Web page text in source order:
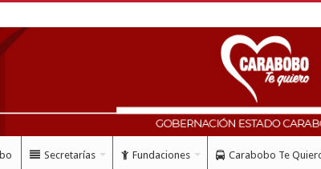
Secretarías Fundaciones Carabobo Te